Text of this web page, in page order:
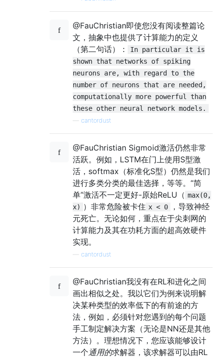
@FauChristian即使您没有阅读整篇论
文，抽象中也提供了计算能力的定义
（第二句话）：
In particular it is
shown that networks of spiking
neurons are, with regard to the
number of neurons that are needed,
computationally more powerful than
these other neural network models.
cantordust
@FauChristian Sigmoid激活仍然非常
活跃。例如，LSTM在门上使用S型激
活，softmax（标准化S型）仍然是我们
进行多类分类的最佳选择，等等。“简
单”激活不一定更好-原始ReLU（ max(0,
x) ）非常危险被卡住 x < 0
，导致神经
元死亡。无论如何，重点在于尖刺网的
计算能力及其在功耗方面的超高效硬件
实现。
cantordust
@FauChristian我没有在RL和进化之间
画出相似之处。我以它们为例来说明解
决某种类型的效率低下的有前途的方
法，例如，必须针对您遇到的每个问题
手工制定解决方案（无论是NN还是其他
方法）。理想情况下，您应该能够设计
一个通用的求解器，该求解器可以由RL